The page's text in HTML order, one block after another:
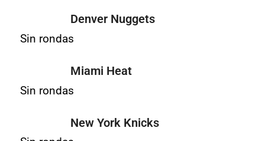
Denver Nuggets
Sin rondas
Miami Heat
Sin rondas
New York Knicks